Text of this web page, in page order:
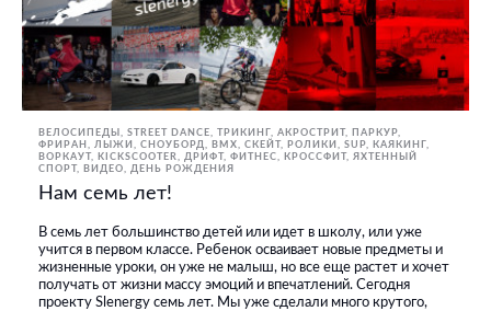
ВЕЛОСИПЕДЫ STREET DANCE
ТРИКИНГ, АКРОСТРИТ, ПАРКУР,
ФРИРАН
ЛЫЖИ, СНОУБОРД BMX, СКЕЙТ, РОЛИКИ SUP
КАЯКИНГ
ВОРКАУТ
KICKSCOOTER ДРИФТ ФИТНЕС, КРОССФИТ
ЯХТЕННЫЙ
СПОРТ
ВИДЕО ДЕНЬ РОЖДЕНИЯ
Нам семь лет!
В семь лет большинство детей или идет в школу, или уже
учится в первом классе. Ребенок осваивает новые предметы и
жизненные уроки, он уже не малыш, но все еще растет и хочет
получать от жизни массу эмоций и впечатлений. Сегодня
проекту Slenergy семь лет. Мы уже сделали много крутого,